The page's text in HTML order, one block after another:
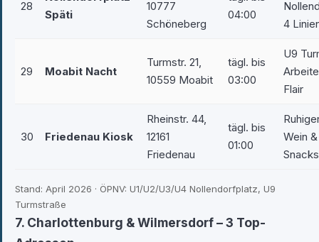
28
Späti
10777
Schöneberg
04:00
4
29 Moabit Nacht
Turmstr. 21,
10559 Moabit
tägl. bis
03:00
U9
Flair
30 Friedenau Kiosk
Rheinstr. 44,
12161
Friedenau
tägl. bis
01:00
Wein
Snacks
Stand: April 2026 · ÖPNV: U1/U2/U3/U4 Nollendorfplatz, U9
Turmstraße
7. Charlottenburg & Wilmersdorf – 3 Top-